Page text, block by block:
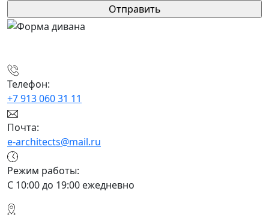
Телефон:
+7 913 060 31 11
Почта:
e-architects@mail.ru
Режим работы:
С 10:00 до 19:00 ежедневно